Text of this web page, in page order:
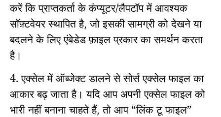
करें कि प्राप्तकर्ता के कंप्यूटर/लैपटॉप में आवश्यक
सॉफ़्टवेयर स्थापित है,जो इसकी सामग्री को देखने या
बदलने के लिए एंबेडेड फ़ाइल प्रकार का समर्थन करता
है।
4. एक्सेल में ऑब्जेक्ट डालने से सोर्स एक्सेल फाइल का
आकार बढ़ जाता है। यदि आप अपनी एक्सेल फाइल को
भारी नहीं बनाना चाहते हैं,तो आप “लिंक टू फाइल”